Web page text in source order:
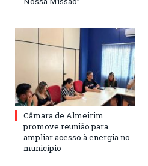
Câmara de Almeirim
promove reunião para
ampliar acesso à energia no
município